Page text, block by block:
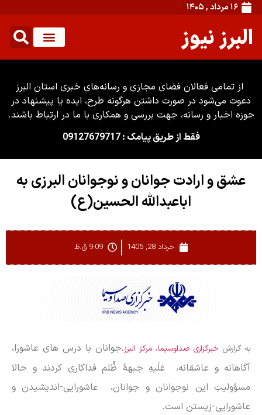
۱۶ مرداد , ۱۴۰۵
البرز نیوز
از تمامی فعالان فضای مجازی و رسانه‌های خبری استان البرز
دعوت می‌شود در صورت داشتن هرگونه طرح، ایده یا پیشنهاد در
حوزه اخبار و رسانه، جهت بررسی و همکاری با ما در ارتباط باشند.
فقط از طریق پیامک : 09127679717
عشق و ارادت جوانان و نوجوانان البرزی به
اباعبدالله الحسین(ع)
خرداد 28, 1405 9:09 ق.ظ
به گزارش خبرگزاری صداوسیما، مرکز البرز،جوانان با درس های عاشورا،
آگاهانه و عاشقانه، عَلَیهِ جبهۀ ظُلم فداکاری کردند و حالا
مسؤولیتِ این نوجوانان و جوانان، عاشورایی-اندیشیدن و
عاشورایی-زیستن است.